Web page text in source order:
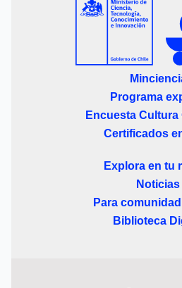
Programa
Encuesta Cultura
Certificados
Explora en tu
Noticias
Para
Biblioteca